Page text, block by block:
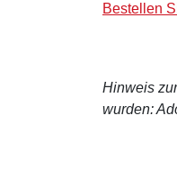
Bestellen
Hinweis
wurden: